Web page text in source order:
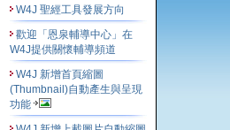
W4J 聖經工具發展方向
歡迎「恩泉輔導中心」在
W4J提供關懷輔導頻道
W4J 新增首頁縮圖
(Thumbnail)自動產生與呈現
功能